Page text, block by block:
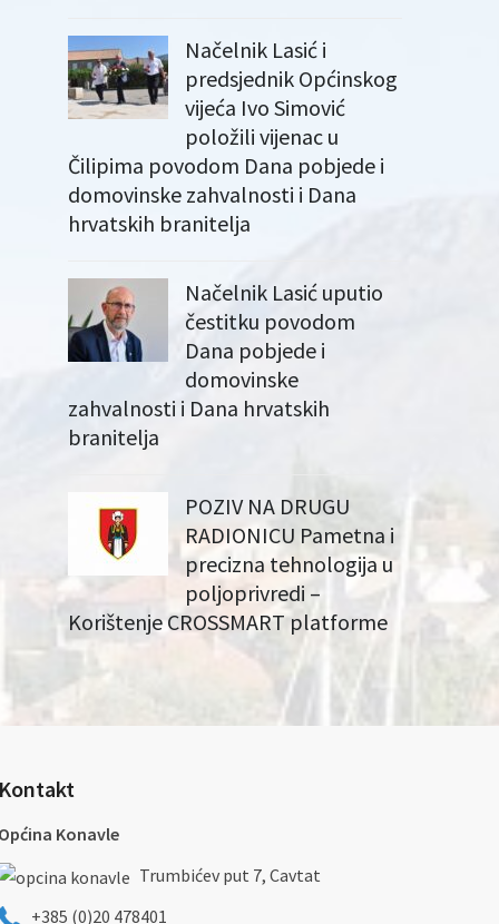
Načelnik Lasić i
predsjednik Općinskog
vijeća Ivo Simović
položili vijenac u
Čilipima povodom Dana pobjede i
domovinske zahvalnosti i Dana
hrvatskih branitelja
Načelnik Lasić uputio
čestitku povodom
Dana pobjede i
domovinske
zahvalnosti i Dana hrvatskih
branitelja
POZIV NA DRUGU
RADIONICU Pametna i
precizna tehnologija u
poljoprivredi –
Korištenje CROSSMART platforme
Konavle
Trumbićev put 7, Cavtat
+385 (0)20 478401